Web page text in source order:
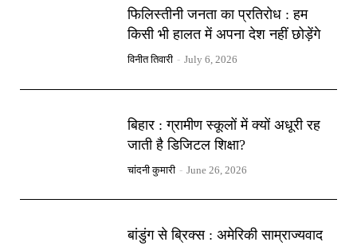
फिलिस्तीनी जनता का प्रतिरोध : हम
किसी भी हालत में अपना देश नहीं छोड़ेंगे
विनीत तिवारी - July 6, 2026
बिहार : ग्रामीण स्कूलों में क्यों अधूरी रह
जाती है डिजिटल शिक्षा?
चांदनी कुमारी - June 26, 2026
बांडुंग से ब्रिक्स : अमेरिकी साम्राज्यवाद